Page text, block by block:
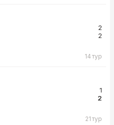
2
2
14 тур
1
2
21 тур